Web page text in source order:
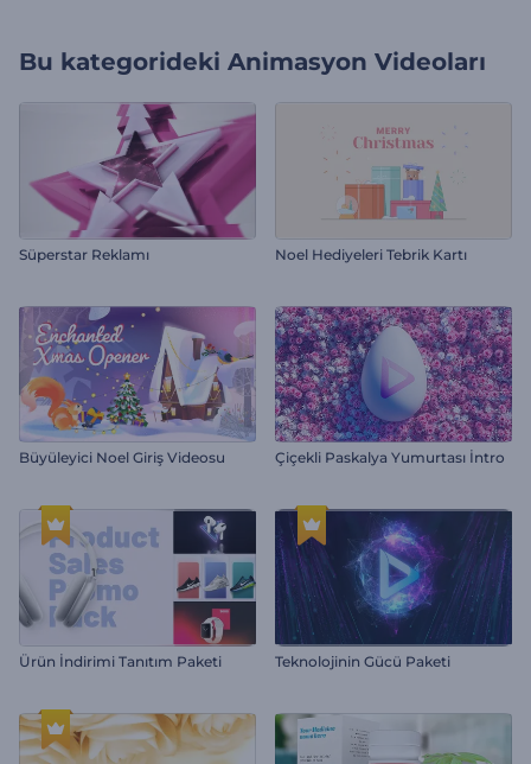
Bu kategorideki Animasyon Videoları
Süperstar Reklamı Noel Hediyeleri Tebrik Kartı
Büyüleyici Noel Giriş Videosu Çiçekli Paskalya Yumurtası İntro
Ürün İndirimi Tanıtım Paketi Teknolojinin Gücü Paketi